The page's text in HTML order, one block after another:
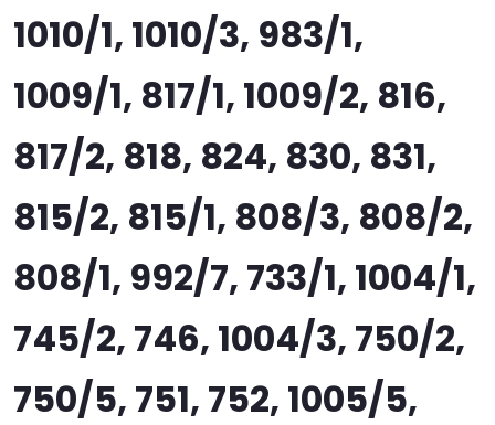
1010/1, 1010/3, 983/1,
1009/1, 817/1, 1009/2, 816,
817/2, 818, 824, 830, 831,
815/2, 815/1, 808/3, 808/2,
808/1, 992/7, 733/1, 1004/1,
745/2, 746, 1004/3, 750/2,
750/5, 751, 752, 1005/5,